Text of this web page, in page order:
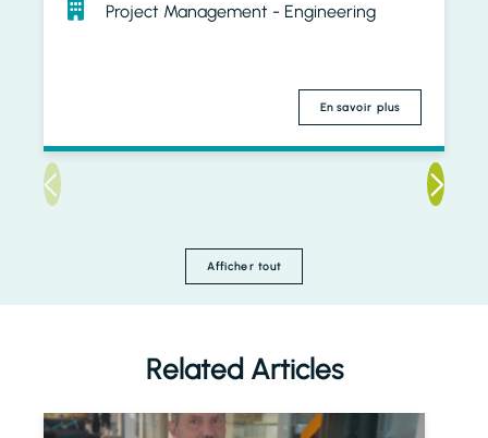
Project Management - Engineering
En savoir plus
Afficher tout
Related Articles